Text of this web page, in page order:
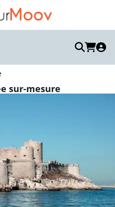
votre visite :
sur-mesure